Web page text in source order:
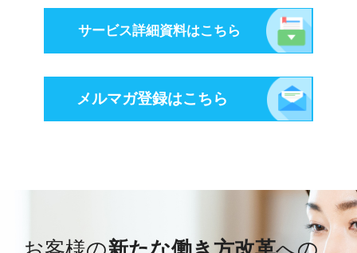
サービス詳細資料はこちら
メルマガ登録はこちら